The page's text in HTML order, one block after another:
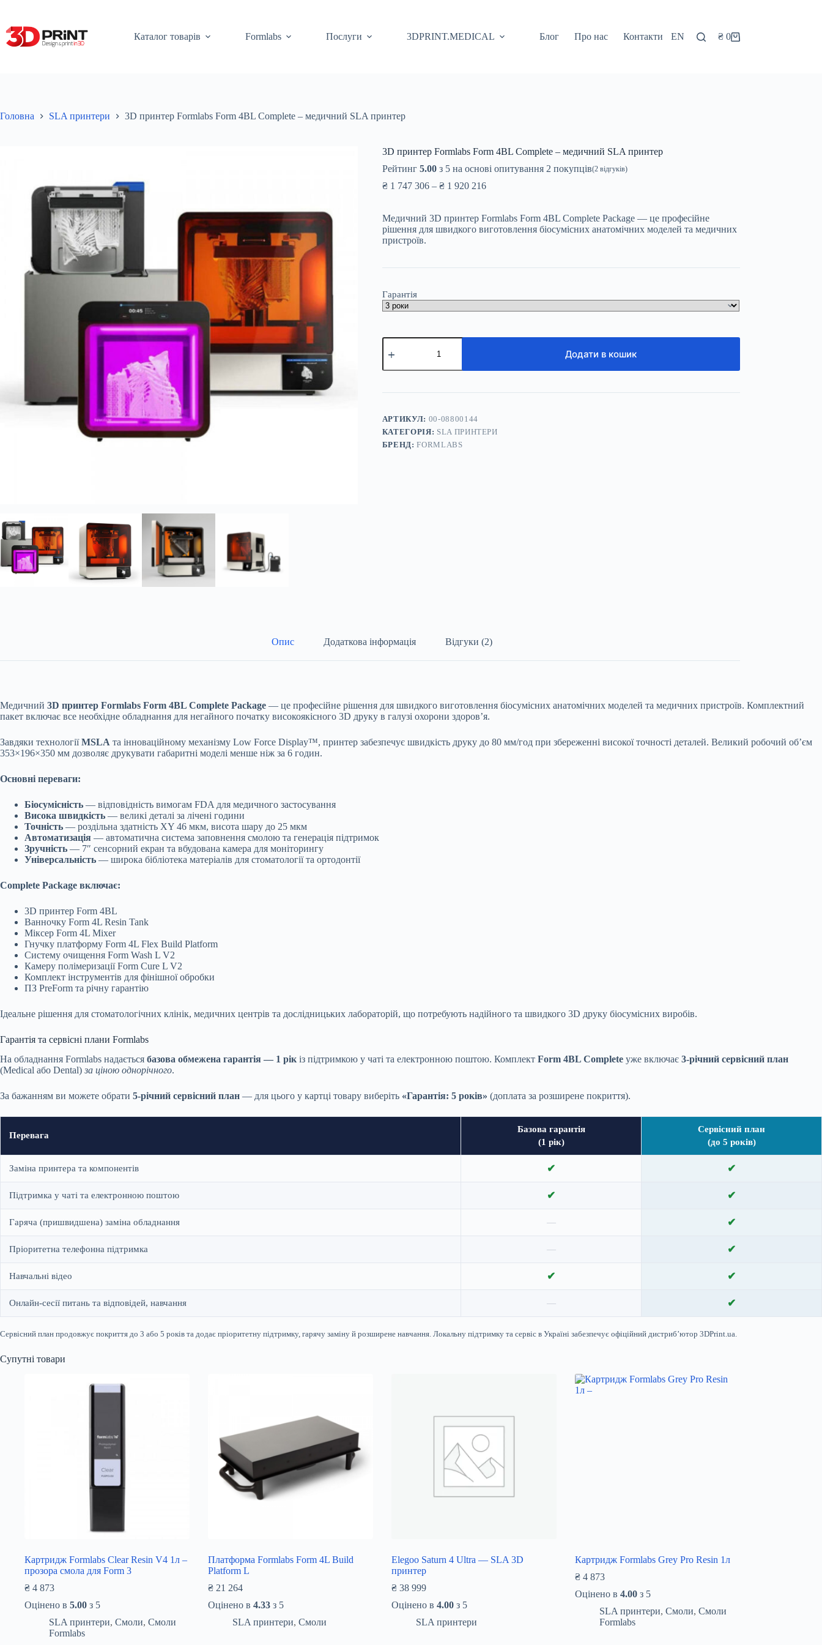
вмісту
Каталог товарів
Formlabs Послуги 3DPRINT.MEDICAL Блог Про нас Контакти EN Кошик
₴0
Головна SLA принтери 3D принтер Formlabs Form 4BL Complete – медичний SLA принтер
3D принтер Formlabs Form 4BL Complete – медичний SLA принтер
Рейтинг 5.00з 5 на основі опитування 2 покупців(2відгуків)
₴1 747 306 – ₴1 920 216Price
747
306
Медичний 3D принтер Formlabs Form 4BL Complete Package — це професійне
рішення для швидкого виготовлення біосумісних анатомічних моделей та медичних
пристроїв.
Гарантія
3D
принтер
Form
Complete
медичний
SLA
принтер
кількість
Додати в кошик
АРТИКУЛ: 00-08800144
КАТЕГОРІЯ: SLA ПРИНТЕРИ
БРЕНД:FORMLABS
Опис Додаткова інформація Відгуки (2)
Медичний 3D принтер Formlabs Form 4BL Complete Package — це професійне рішення для швидкого виготовлення біосумісних анатомічних моделей та медичних пристроїв. Комплектний
пакет включає все необхідне обладнання для негайного початку високоякісного 3D друку в галузі охорони здоров’я.
Завдяки технологіїMSLA та інноваційному механізму Low Force Display™, принтер забезпечує швидкість друку до 80 мм/год при збереженні високої точності деталей. Великий робочий об’єм
353×196×350 мм дозволяє друкувати габаритні моделі менше ніж за 6 годин.
Основні переваги:
Біосумісність — відповідність вимогам FDA для медичного застосування
Висока швидкість — великі деталі за лічені години
Точність — роздільна здатність XY 46 мкм, висота шару до 25 мкм
Автоматизація — автоматична система заповнення смолою та генерація підтримок
Зручність — 7″ сенсорний екран та вбудована камера для моніторингу
Універсальність — широка бібліотека матеріалів для стоматології та ортодонтії
Complete Package включає:
3D принтер Form 4BL
Ванночку Form 4L Resin Tank
Міксер Form 4L Mixer
Гнучку платформу Form 4L Flex Build Platform
Систему очищення Form Wash L V2
Камеру полімеризації Form Cure L V2
Комплект інструментів для фінішної обробки
ПЗ PreForm та річну гарантію
Ідеальне рішення для стоматологічних клінік, медичних центрів та дослідницьких лабораторій, що потребують надійного та швидкого 3D друку біосумісних виробів.
Гарантія та сервісні плани Formlabs
На обладнання Formlabs надається базова обмежена гарантія — 1 рік із підтримкою у чаті та електронною поштою. Комплект Form 4BL Complete уже включає 3-річний сервісний план
(Medical або Dental) за ціною однорічного.
За бажанням ви можете обрати 5-річний сервісний план — для цього у картці товару виберіть «Гарантія: 5 років» (доплата за розширене покриття).
Перевага
Базова гарантія
(1 рік)
Сервісний план
(до 5 років)
Заміна принтера та компонентів ✔ ✔
Підтримка у чаті та електронною поштою ✔ ✔
Гаряча (пришвидшена) заміна обладнання — ✔
Пріоритетна телефонна підтримка — ✔
Навчальні відео ✔ ✔
Онлайн-сесії питань та відповідей, навчання — ✔
Сервісний план продовжує покриття до 3 або 5 років та додає пріоритетну підтримку, гарячу заміну й розширене навчання. Локальну підтримку та сервіс в Україні забезпечує офіційний дистриб’ютор 3DPrint.ua.
Супутні товари
Картридж Formlabs Clear Resin V4 1л –
прозора смола для Form 3
₴ 4 873
Оцінено в 5.00 з 5
SLA принтери, Смоли, Смоли
Formlabs
Платформа Formlabs Form 4L Build
Platform L
₴21 264
Оцінено в 4.33з 5
SLA принтери, Смоли
Elegoo Saturn 4 Ultra — SLA 3D
принтер
₴38 999
Оцінено в 4.00з 5
SLA принтери
Картридж Formlabs Grey Pro Resin 1л
₴4 873
Оцінено в 4.00з 5
SLA принтери, Смоли, Смоли
Formlabs